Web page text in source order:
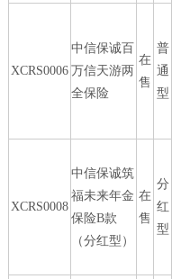
XCRS0006
中信保诚百
万信天游两
全保险
在
售
普
通
型
XCRS0008
中信保诚筑
福未来年金
保险B款
（分红型）
在
售
分
红
型